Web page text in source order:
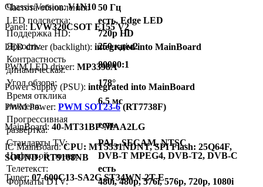
Частота обновления:
50 Гц
LED подсветка:
есть, Edge LED
Поддержка HD:
720p HD
Яркость:
250 кд/м2
Контрастность
динамическая:
80000:1
Угол обзора:
178°
Время отклика
пикселя:
6.5 мс
Прогрессивная
развёртка:
есть
Стандарты TV:
PAL, SECAM, NTSC
Цифровой тюнер:
DVB-T MPEG4, DVB-T2, DVB-C
Телетекст:
есть
Форматы DTV:
480i, 480p, 576i, 576p, 720p, 1080i
Chassis/Version:V1N10
Panel:LVW320CSOT E155 V2
LED driver (backlight): integrated into MainBoard
PWM LED driver: MP3398A
Power Supply (PSU): integrated into MainBoard
PWM Power: PWM SOT23-6(RT7738F)
MainBoard: 40-MT31BP-MAA2LG
IC MainBoard:CPU: MT5531NDNT, SPI Flash: 25Q64F,
SOUND: RT9108NB
Тuner: 07-600C13-SA2G ST34WN-2T-E